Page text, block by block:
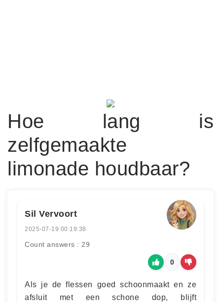
Hoe lang is
zelfgemaakte
limonade houdbaar?
Sil Vervoort
2025-07-19 00:19:38
Count answers : 29
0
Als je de flessen goed schoonmaakt en ze
afsluit met een schone dop, blijft